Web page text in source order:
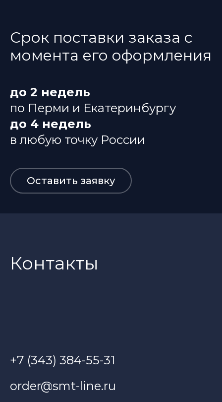
Срок поставки заказа с
момента его оформления
до 2 недель
по Перми и Екатеринбургу
до 4 недель
в любую точку России
Оставить заявку
Контакты
+7 (343) 384-55-31
order@smt-line.ru